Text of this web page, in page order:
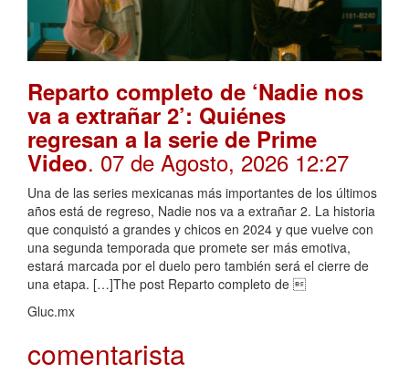
Reparto completo de ‘Nadie nos
va a extrañar 2’: Quiénes
regresan a la serie de Prime
Video. 07 de Agosto, 2026 12:27
Una de las series mexicanas más importantes de los últimos
años está de regreso, Nadie nos va a extrañar 2. La historia
que conquistó a grandes y chicos en 2024 y que vuelve con
una segunda temporada que promete ser más emotiva,
estará marcada por el duelo pero también será el cierre de
una etapa. […]The post Reparto completo de 
Gluc.mx
comentarista